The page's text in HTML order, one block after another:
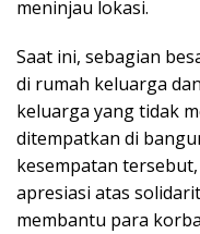
meninjau lokasi.
Saat ini, sebagian
di rumah keluarga
keluarga yang tidak
ditempatkan di
kesempatan
apresiasi atas
membantu para